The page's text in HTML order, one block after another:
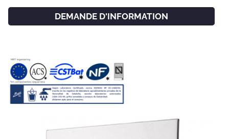
ESP ENG FRA
DEMANDE D'INFORMATION